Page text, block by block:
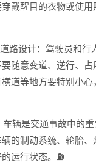
戴醒目的衣物或使用
路设计：驾驶员和行
随意变道、逆行、占
道等地方要特别小
车辆是交通事故中的
的制动系统、轮胎、
运行状态。⛽️